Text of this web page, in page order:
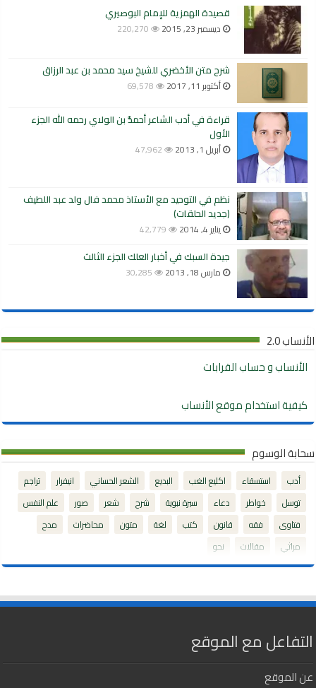
قصيدة الهمزية للإمام البوصيري
ديسمبر 23, 2015 220,270
شرح متن الأخضري للشيخ سيد محمد بن عبد الرزاق
أكتوبر 11, 2017 69,578
قراءة في أدب الشاعر أحمدُّ بن الولاي رحمه الله الجزء
الأول
أبريل 1, 2013 47,962
نظم في التوحيد مع الأستاذ محمد فال ولد عبد اللطيف
(جديد الحلقات)
يناير 4, 2014 42,779
جيدة السبك في أخبار العلك الجزء الثالث
مارس 18, 2013 30,285
الأنساب 2.0
الأنساب و حساب القرابات
كيفية استخدام موقع الأنساب
سحابة الوسوم
أدب استسقاء اكليع الغب البديع الشعر الحساني انيفرار
تراجم
توسل
خواطر دعاء سيرة نبوية شرح شعر صور
علم النفس
فتاوى
فقه قانون كتب لغة متون محاضرات
مدح
مراثي
مقالات نحو
التفاعل مع الموقع
عن الموقع